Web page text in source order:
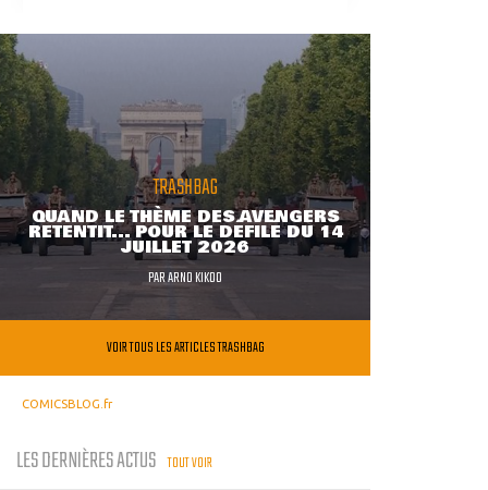
TRASHBAG
QUAND LE THÈME DES AVENGERS
RETENTIT... POUR LE DÉFILÉ DU 14
JUILLET 2026
PARARNO KIKOO
VOIR TOUS LES ARTICLES TRASHBAG
COMICSBLOG.fr
LES DERNIÈRES ACTUS TOUT VOIR